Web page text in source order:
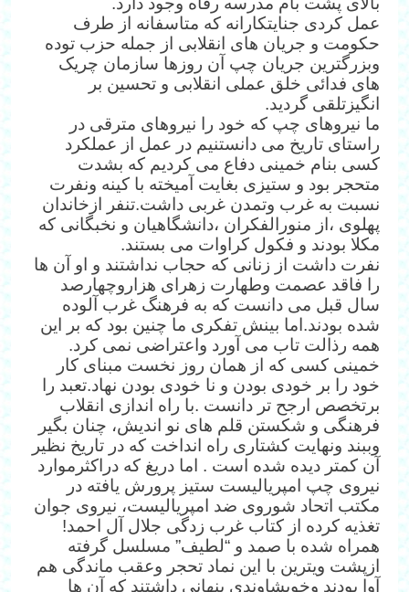
عمل کردی جنایتکارانه که متاسفانه از طرف
حکومت و جریان های انقلابی از جمله حزب توده
وبزرگترین جریان چپ آن روزها سازمان چریک
های فدائی خلق عملی انقلابی و تحسین بر
انگیزتلقی گردید.
ما نیروهای چپ که خود را نیروهای مترقی در
راستای تاریخ می دانستنیم در عمل از عملکرد
کسی بنام خمینی دفاع می کردیم که بشدت
متحجر بود و ستیزی بغایت آمیخته با کینه ونفرت
نسبت به غرب وتمدن غربی داشت.تنفر ازخاندان
پهلوی ،از منورالفکران ،دانشگاهیان و نخبگانی که
مکلا بودند و فکول کراوات می بستند.
نفرت داشت از زنانی که حجاب نداشتند و او آن ها
را فاقد عصمت وطهارت زهرای هزاروچهارصد
سال قبل می دانست که به فرهنگ غرب آلوده
شده بودند.اما بینش تفکری ما چنین بود که بر این
همه رذالت تاب می آورد واعتراضی نمی کرد.
خمینی کسی که از همان روز نخست مبنای کار
خود را بر خودی بودن و نا خودی بودن نهاد.تعبد را
برتخصص ارجح تر دانست .با راه اندازی انقلاب
فرهنگی و شکستن قلم های نو اندیش، چنان بگیر
وببند ونهایت کشتاری راه انداخت که در تاریخ نظیر
آن کمتر دیده شده است . اما دریغ که دراکثرموارد
نیروی چپ امپریالیست ستیز پرورش یافته در
مکتب اتحاد شوروی ضد امپریالیست، نیروی جوان
تغذیه کرده از کتاب غرب زدگی جلال آل احمد!
همراه شده با صمد و “لطیف” مسلسل گرفته
ازپشت ویترین با این نماد تحجر وعقب ماندگی هم
آوا بودند وخویشاوندی پنهانی داشتند که آن ها